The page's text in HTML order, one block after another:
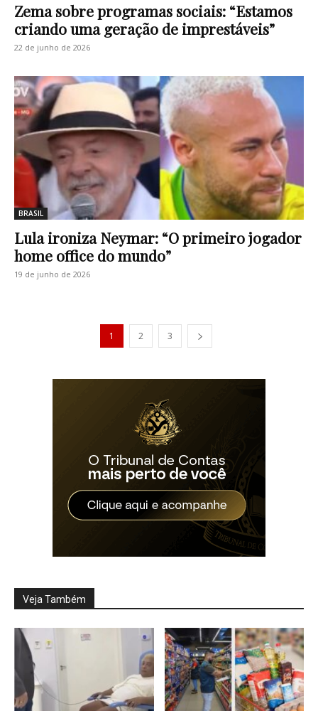
Zema sobre programas sociais: “Estamos
criando uma geração de imprestáveis”
22 de junho de 2026
BRASIL
Lula ironiza Neymar: “O primeiro jogador
home office do mundo”
19 de junho de 2026
1 2 3
Veja Também